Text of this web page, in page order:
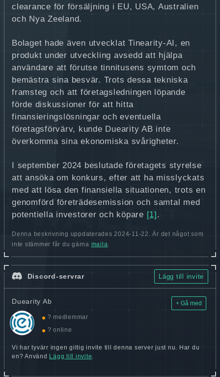
clearance för försäljning i EU, USA, Australien
och Nya Zeeland.
Bolaget hade även utvecklat Tinearity-AI, en
produkt under utveckling avsedd att hjälpa
användare att förutse tinnitusens symtom och
bemästra sina besvär. Trots dessa tekniska
framsteg och att företagsledningen löpande
förde diskussioner för att hitta
finansieringslösningar och eventuella
företagsförvärv, kunde Duearity AB inte
överkomma sina ekonomiska svårigheter.
I september 2024 beslutade företagets styrelse
att ansöka om konkurs, efter att ha misslyckats
med att lösa den finansiella situationen, trots en
genomförd företrädesemission och samtal med
potentiella investorer och köpare [1] .
Denna beskrivning uppdaterades 2024-11-22. Är det något som
inte stämmer får du gärna maila.
Discord-servrar Lägg till invite
Duearity Ab
? medlemmar
? online
+ Gå med
Vi har tyvärr ingen giltig invite till denna server just nu. Har du
en? Använd Lägg till invite